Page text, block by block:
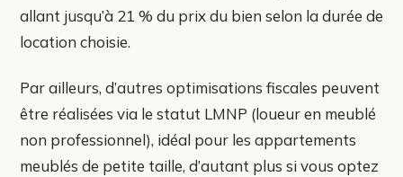
allant jusqu’à 21 % du prix du bien selon la durée de
location choisie.
Par ailleurs, d’autres optimisations fiscales peuvent
être réalisées via le statut LMNP (loueur en meublé
non professionnel), idéal pour les appartements
meublés de petite taille, d’autant plus si vous optez